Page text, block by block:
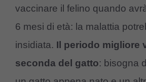
vaccinare il felino quando
6 mesi di età: la malattia
insidiata. Il periodo migliore
seconda del gatto: bisogna